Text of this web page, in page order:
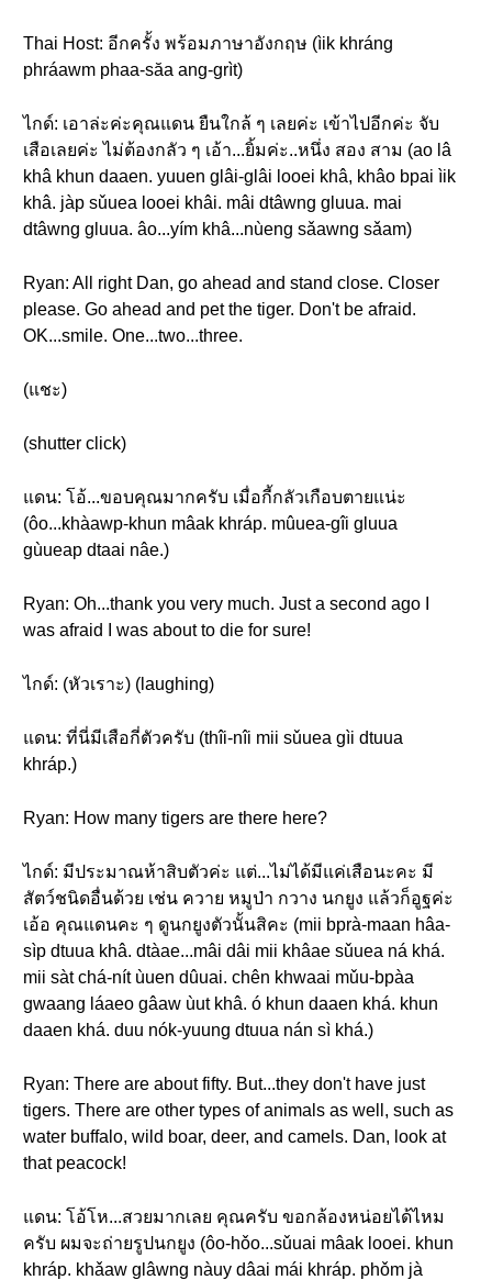
Thai Host: อีกครั้ง พร้อมภาษาอังกฤษ (ìik khráng
phráawm phaa-săa ang-grìt)
ไกด์: เอาล่ะค่ะคุณแดน ยืนใกล้ ๆ เลยค่ะ เข้าไปอีกค่ะ จับ
เสือเลยค่ะ ไม่ต้องกลัว ๆ เอ้า...ยิ้มค่ะ..หนึ่ง สอง สาม (ao lâ
khâ khun daaen. yuuen glâi-glâi looei khâ, khâo bpai ìik
khâ. jàp sǔuea looei khâi. mâi dtâwng gluua. mai
dtâwng gluua. âo...yím khâ...nùeng sǎawng sǎam)
Ryan: All right Dan, go ahead and stand close. Closer
please. Go ahead and pet the tiger. Don't be afraid.
OK...smile. One...two...three.
(แชะ)
(shutter click)
แดน: โอ้...ขอบคุณมากครับ เมื่อกี้กลัวเกือบตายแน่ะ
(ôo...khàawp-khun mâak khráp. mûuea-gîi gluua
gùueap dtaai nâe.)
Ryan: Oh...thank you very much. Just a second ago I
was afraid I was about to die for sure!
ไกด์: (หัวเราะ) (laughing)
แดน: ที่นี่มีเสือกี่ตัวครับ (thîi-nîi mii sǔuea gìi dtuua
khráp.)
Ryan: How many tigers are there here?
ไกด์: มีประมาณห้าสิบตัวค่ะ แต่...ไม่ได้มีแค่เสือนะคะ มี
สัตว์ชนิดอื่นด้วย เช่น ควาย หมูป่า กวาง นกยูง แล้วก็อูฐค่ะ
เอ้อ คุณแดนคะ ๆ ดูนกยูงตัวนั้นสิคะ (mii bprà-maan hâa-
sìp dtuua khâ. dtàae...mâi dâi mii khâae sǔuea ná khá.
mii sàt chá-nít ùuen dûuai. chên khwaai mǔu-bpàa
gwaang láaeo gâaw ùut khâ. ó khun daaen khá. khun
daaen khá. duu nók-yuung dtuua nán sì khá.)
Ryan: There are about fifty. But...they don't have just
tigers. There are other types of animals as well, such as
water buffalo, wild boar, deer, and camels. Dan, look at
that peacock!
แดน: โอ้โห...สวยมากเลย คุณครับ ขอกล้องหน่อยได้ไหม
ครับ ผมจะถ่ายรูปนกยูง (ôo-hǒo...sǔuai mâak looei. khun
khráp. khǎaw glâwng nàuy dâai mái khráp. phǒm jà